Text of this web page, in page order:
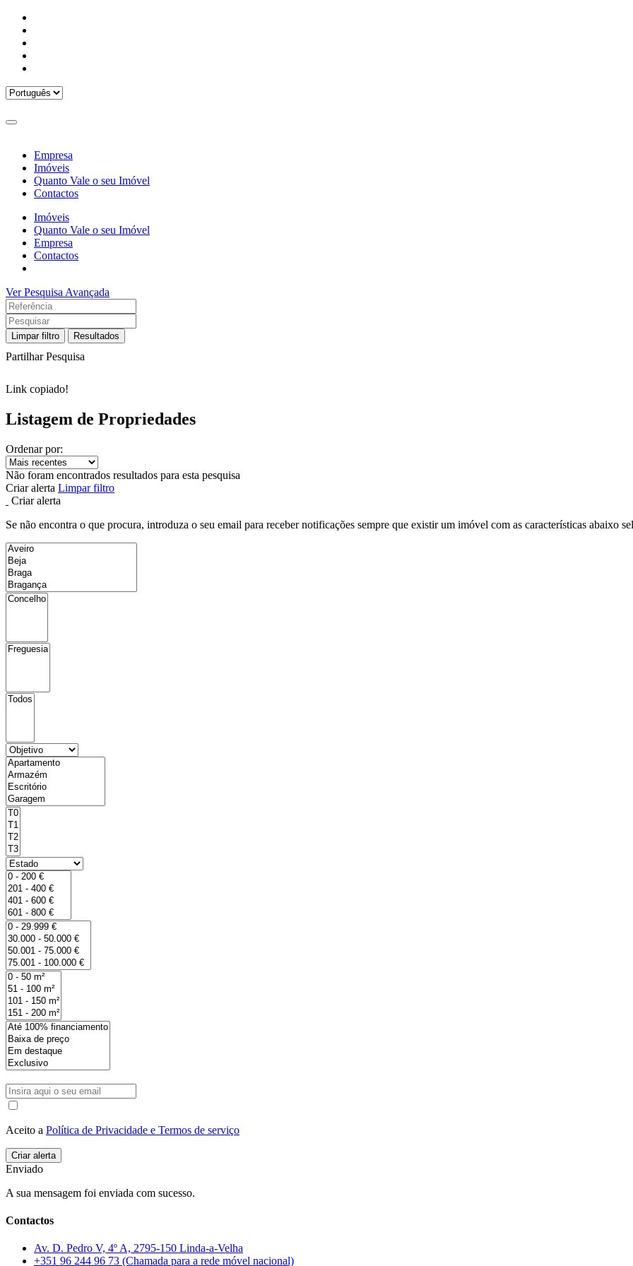
Empresa
Imóveis
Quanto Vale o seu Imóvel
Contactos
Imóveis
Quanto Vale o seu Imóvel
Empresa
Contactos
Ver Pesquisa Avançada
Limpar filtro Resultados
Partilhar Pesquisa
Link copiado!
Listagem de Propriedades
Ordenar por:
Não foram encontrados resultados para esta pesquisa
Criar alerta Limpar filtro
Criar alerta
Se não encontra o que procura, introduza o seu email para receber notificações sempre que existir um imóvel com as características abaixo
Aceito a Política de Privacidade e Termos de serviço
Enviado
A sua mensagem foi enviada com sucesso.
Contactos
Av. D. Pedro V, 4º A, 2795-150 Linda-a-Velha
+351 96 244 96 73 (Chamada para a rede móvel nacional)